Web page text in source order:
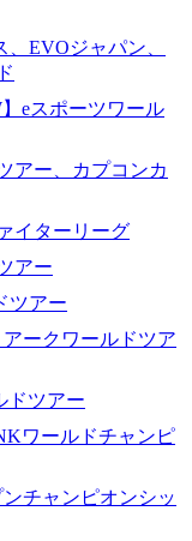
EVOジャパン、
eスポーツワール
アー、カプコンカ
イターリーグ
アー
ツアー
アークワールドツア
ドツアー
ワールドチャンピ
チャンピオンシッ